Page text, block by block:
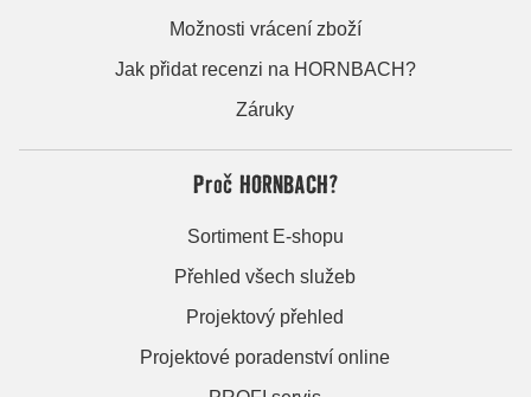
Možnosti vrácení zboží
Jak přidat recenzi na HORNBACH?
Záruky
Proč HORNBACH?
Sortiment E-shopu
Přehled všech služeb
Projektový přehled
Projektové poradenství online